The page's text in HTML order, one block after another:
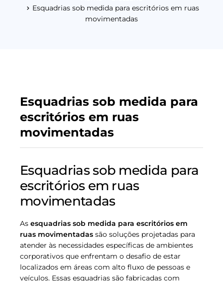
Vagas Esquadrias sob medida para escritórios em ruas
movimentadas
Esquadrias sob medida para
escritórios em ruas
movimentadas
Esquadrias sob medida para
escritórios em ruas
movimentadas
As esquadrias sob medida para escritórios em
ruas movimentadas são soluções projetadas para
atender às necessidades específicas de ambientes
corporativos que enfrentam o desafio de estar
localizados em áreas com alto fluxo de pessoas e
veículos. Essas esquadrias são fabricadas com